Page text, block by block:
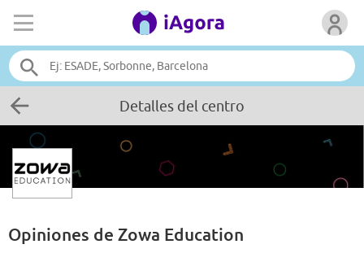
Detalles del centro
Opiniones de Zowa Education